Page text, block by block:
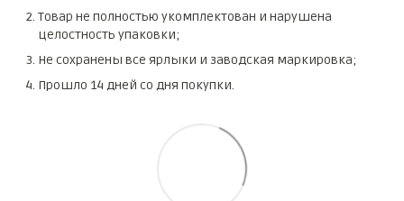
Товар не полностью укомплектован и нарушена
целостность упаковки;
Не сохранены все ярлыки и заводская маркировка;
Прошло 14 дней со дня покупки.